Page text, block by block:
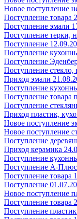
Новое поступление
Поступление товара
Поступление эмали
Поступление терки,
Поступление
Поступление
Поступление
Поступление
Приход эмали
Поступление
Поступление товара
Поступление
Приход пластик,
Новое поступление
Новое поступление
Поступление
Приход керамика
Поступление
Поступление А-Плюс
Поступление товара
Поступление
Новое поступление
Поступление товара
Поступление